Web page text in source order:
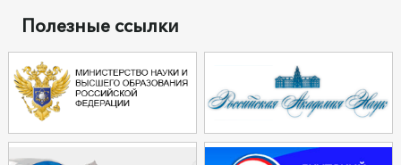
Полезные ссылки